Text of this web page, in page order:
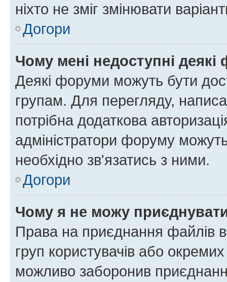
ніхто не зміг змінювати
Догори
Чому мені недоступні
Деякі форуми можуть бути
групам. Для перегляду,
потрібна додаткова
адміністратори форуму
необхідно зв'язатись з ними.
Догори
Чому я не можу
Права на приєднання файлів
груп користувачів або
можливо заборонив